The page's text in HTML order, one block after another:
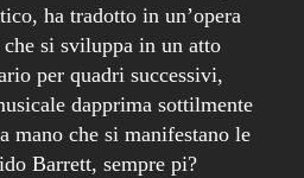
ha tradotto in un’opera
che si sviluppa in un atto
per quadri successivi,
dapprima sottilmente
mano che si manifestano le
Barrett, sempre pi?